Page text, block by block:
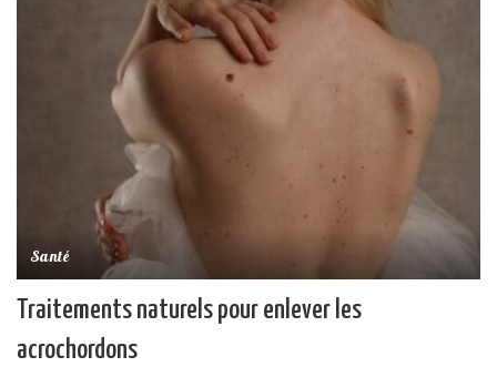
Santé
Traitements naturels pour enlever les
acrochordons